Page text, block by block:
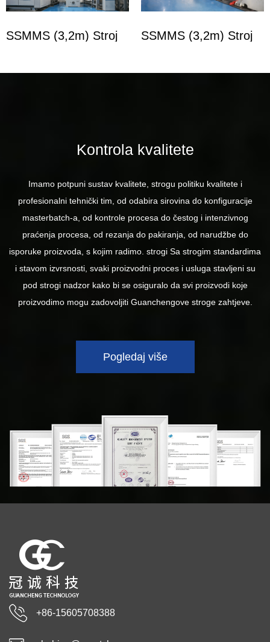
SSMMS (3,2m) Stroj SSMMS (3,2m) Stroj
Kontrola kvalitete
Imamo potpuni sustav kvalitete, strogu politiku kvalitete i
profesionalni tehnički tim, od odabira sirovina do konfiguracije
masterbatch-a, od kontrole procesa do čestog i intenzivnog
praćenja procesa, od rezanja do pakiranja, od narudžbe do
isporuke proizvoda, s kojim radimo. strogi Sa strogim standardima
i stavom izvrsnosti, svaki proizvodni proces i usluga stavljeni su
pod strogi nadzor kako bi se osiguralo da svi proizvodi koje
proizvodimo mogu zadovoljiti Guanchengove stroge zahtjeve.
Pogledaj više
+86-15605708388